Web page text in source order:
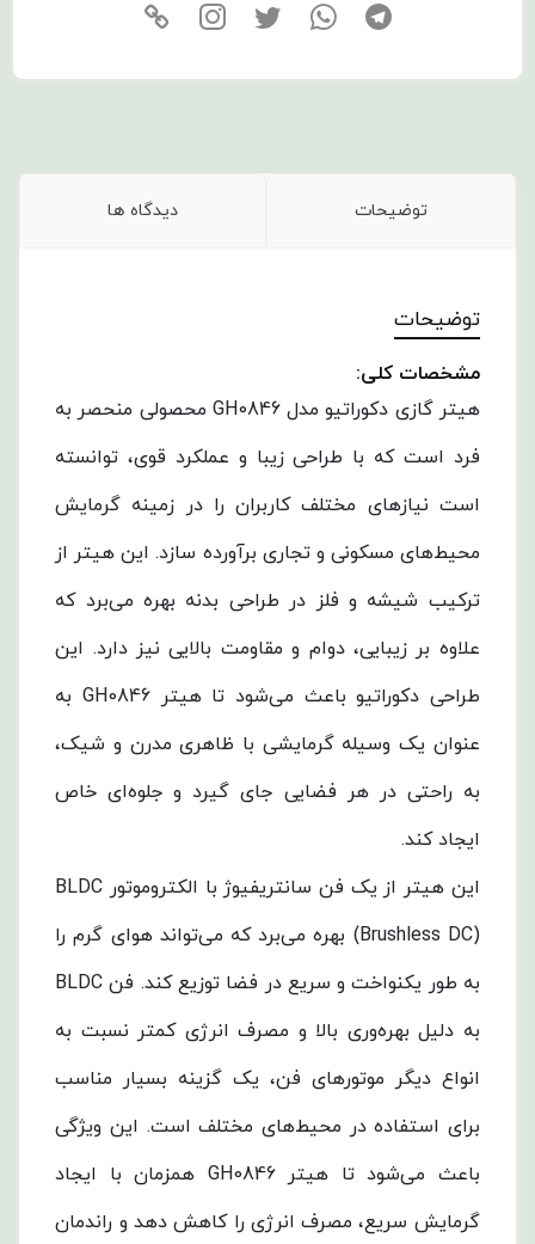
توضیحات دیدگاه ها
توضیحات
مشخصات کلی:
هیتر گازی دکوراتیو مدل GH0846 محصولی منحصر به
فرد است که با طراحی زیبا و عملکرد قوی، توانسته
است نیازهای مختلف کاربران را در زمینه گرمایش
محیط‌های مسکونی و تجاری برآورده سازد. این هیتر از
ترکیب شیشه و فلز در طراحی بدنه بهره می‌برد که
علاوه بر زیبایی، دوام و مقاومت بالایی نیز دارد. این
طراحی دکوراتیو باعث می‌شود تا هیتر GH0846 به
عنوان یک وسیله گرمایشی با ظاهری مدرن و شیک،
به راحتی در هر فضایی جای گیرد و جلوه‌ای خاص
ایجاد کند.
این هیتر از یک فن سانتریفیوژ با الکتروموتور BLDC
(Brushless DC) بهره می‌برد که می‌تواند هوای گرم را
به طور یکنواخت و سریع در فضا توزیع کند. فن BLDC
به دلیل بهره‌وری بالا و مصرف انرژی کمتر نسبت به
انواع دیگر موتورهای فن، یک گزینه بسیار مناسب
برای استفاده در محیط‌های مختلف است. این ویژگی
باعث می‌شود تا هیتر GH0846 همزمان با ایجاد
گرمایش سریع، مصرف انرژی را کاهش دهد و راندمان